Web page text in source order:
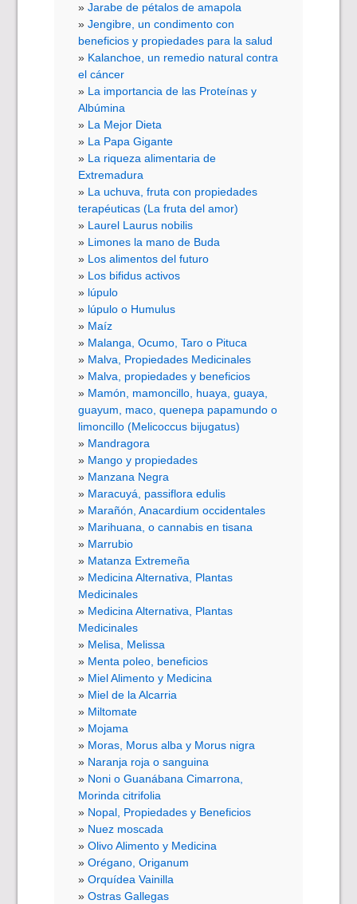
Jarabe de pétalos de amapola
Jengibre, un condimento con
beneficios y propiedades para la salud
Kalanchoe, un remedio natural contra
el cáncer
La importancia de las Proteínas y
Albúmina
La Mejor Dieta
La Papa Gigante
La riqueza alimentaria de
Extremadura
La uchuva, fruta con propiedades
terapéuticas (La fruta del amor)
Laurel Laurus nobilis
Limones la mano de Buda
Los alimentos del futuro
Los bifidus activos
lúpulo
lúpulo o Humulus
Maíz
Malanga, Ocumo, Taro o Pituca
Malva, Propiedades Medicinales
Malva, propiedades y beneficios
Mamón, mamoncillo, huaya, guaya,
guayum, maco, quenepa papamundo o
limoncillo (Melicoccus bijugatus)
Mandragora
Mango y propiedades
Manzana Negra
Maracuyá, passiflora edulis
Marañón, Anacardium occidentales
Marihuana, o cannabis en tisana
Marrubio
Matanza Extremeña
Medicina Alternativa, Plantas
Medicinales
Medicina Alternativa, Plantas
Medicinales
Melisa, Melissa
Menta poleo, beneficios
Miel Alimento y Medicina
Miel de la Alcarria
Miltomate
Mojama
Moras, Morus alba y Morus nigra
Naranja roja o sanguina
Noni o Guanábana Cimarrona,
Morinda citrifolia
Nopal, Propiedades y Beneficios
Nuez moscada
Olivo Alimento y Medicina
Orégano, Origanum
Orquídea Vainilla
Ostras Gallegas